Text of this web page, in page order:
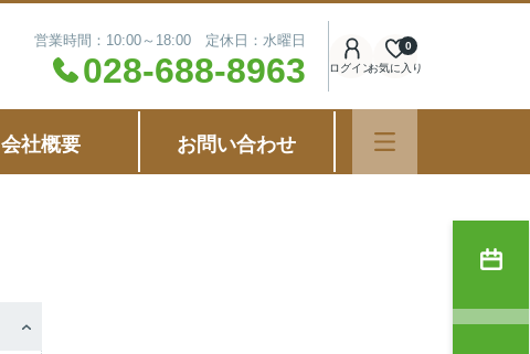
営業時間：10:00～18:00 定休日：水曜日
028-688-8963 ログインお気に入り
0
会社概要 お問い合わせ